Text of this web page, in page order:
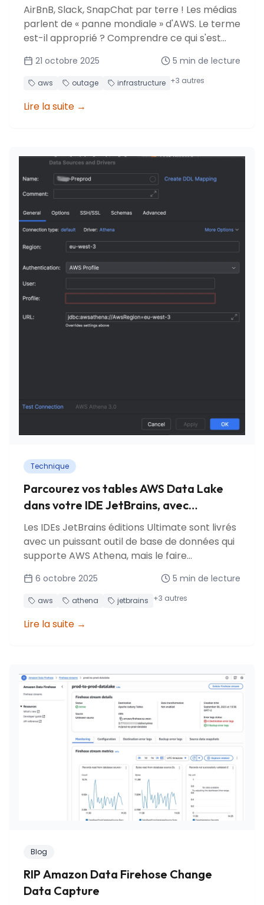
AirBnB, Slack, SnapChat par terre ! Les médias
parlent de « panne mondiale » d'AWS. Le terme
est-il approprié ? Comprendre ce qui s'est
touchant us-east-1.
21 octobre 2025 5 min de lecture
aws outage infrastructure +3 autres
Lire la suite →
Technique
Parcourez vos tables AWS Data Lake
dans votre IDE JetBrains, avec
l'authentification IAM Identity Center
Les IDEs JetBrains éditions Ultimate sont livrés
avec un puissant outil de base de données qui
supporte AWS Athena, mais le faire
Center est étonnamment contre-intuitif. Voici
comment le faire fonctionner.
6 octobre 2025 5 min de lecture
aws athena jetbrains +3 autres
Lire la suite →
Blog
RIP Amazon Data Firehose Change
Data Capture